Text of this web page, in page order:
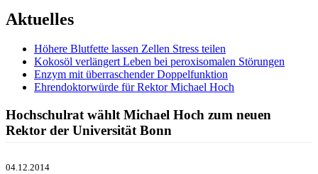
Aktuelles
Höhere Blutfette lassen Zellen Stress teilen
Kokosöl verlängert Leben bei peroxisomalen Störungen
Enzym mit überraschender Doppelfunktion
Ehrendoktorwürde für Rektor Michael Hoch
Hochschulrat wählt Michael Hoch zum neuen
Rektor der Universität Bonn
04.12.2014